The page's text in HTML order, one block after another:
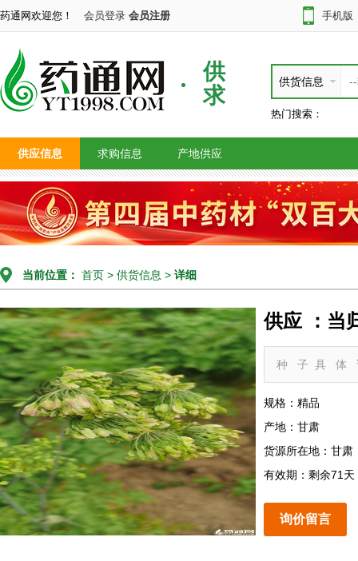
药通网欢迎您！ 会员登录 会员注册 手机版
供
求
供货信息
热门搜索：
供应信息 求购信息 产地供应
当前位置： 首页 > 供货信息 > 详细
供应 ：当
种 子 具 体
规格：精品
产地：甘肃
货源所在地：甘肃
有效期：剩余71天
询价留言